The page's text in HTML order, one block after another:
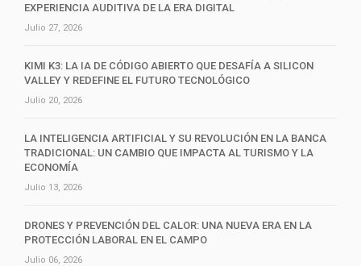
EXPERIENCIA AUDITIVA DE LA ERA DIGITAL
Julio 27, 2026
KIMI K3: LA IA DE CÓDIGO ABIERTO QUE DESAFÍA A SILICON
VALLEY Y REDEFINE EL FUTURO TECNOLÓGICO
Julio 20, 2026
LA INTELIGENCIA ARTIFICIAL Y SU REVOLUCIÓN EN LA BANCA
TRADICIONAL: UN CAMBIO QUE IMPACTA AL TURISMO Y LA
ECONOMÍA
Julio 13, 2026
DRONES Y PREVENCIÓN DEL CALOR: UNA NUEVA ERA EN LA
PROTECCIÓN LABORAL EN EL CAMPO
Julio 06, 2026